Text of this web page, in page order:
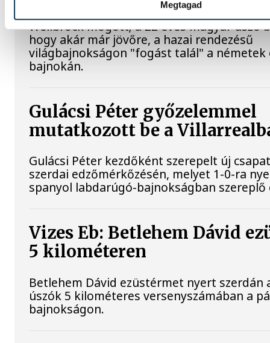
Megtagad
követően, szerdán 5 kilométeren is
Wellbrock mögött; a 22 éves magyar úszó
hogy akár már jövőre, a hazai rendezésű
világbajnokságon "fogást talál" a németek
bajnokán.
Gulácsi Péter győzelemmel
mutatkozott be a
Gulácsi Péter kezdőként szerepelt új
szerdai edzőmérkőzésén, melyet 1-0-ra
spanyol labdarúgó-bajnokságban
Vizes Eb: Betlehem Dávid
5 kilométeren
Betlehem Dávid ezüstérmet nyert szerdán
úszók 5 kilométeres versenyszámában a
bajnokságon.